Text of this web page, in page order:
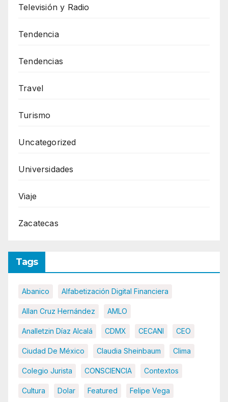
Televisión y Radio
Tendencia
Tendencias
Travel
Turismo
Uncategorized
Universidades
Viaje
Zacatecas
Tags
Abanico Alfabetización Digital Financiera
Allan Cruz Hernández AMLO
Analletzin Díaz Alcalá CDMX CECANI CEO
Ciudad De México Claudia Sheinbaum Clima
Colegio Jurista CONSCIENCIA Contextos
Cultura Dolar Featured Felipe Vega